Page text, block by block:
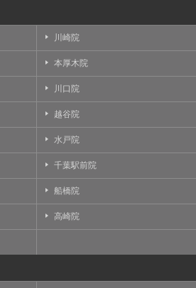
川崎院
本厚木院
川口院
越谷院
水戸院
千葉駅前院
船橋院
高崎院